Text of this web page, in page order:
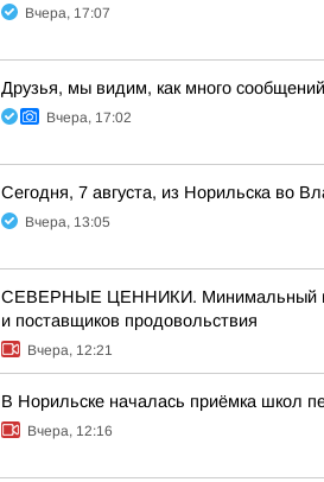
Вчера, 17:07
Друзья, мы видим, как много
Вчера, 17:02
Сегодня, 7 августа, из Норильска во
Вчера, 13:05
СЕВЕРНЫЕ ЦЕННИКИ. Минимальный
и поставщиков продовольствия
Вчера, 12:21
В Норильске началась приёмка школ
Вчера, 12:16